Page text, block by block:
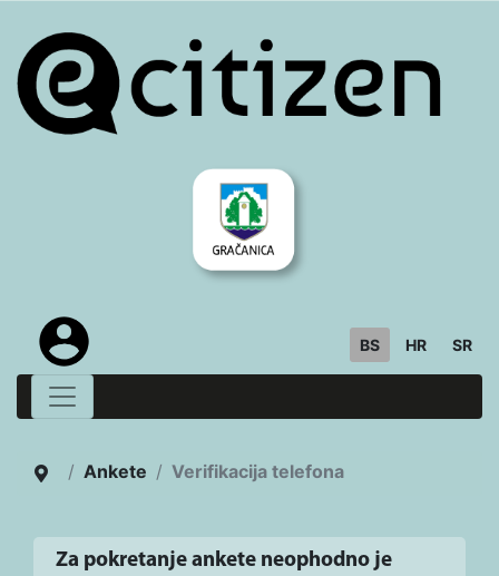
BS HR SR
Ankete Verifikacija telefona
Za pokretanje ankete neophodno је